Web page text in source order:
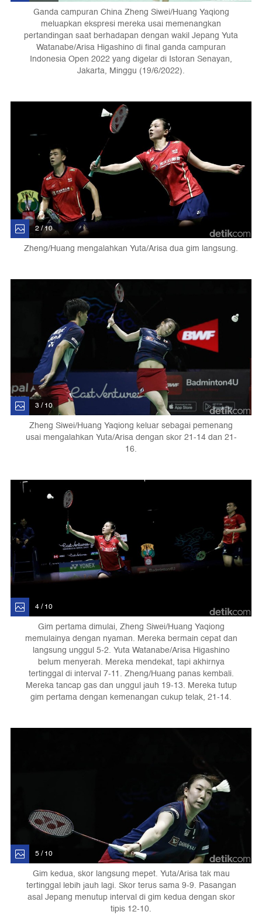
Ganda campuran China Zheng Siwei/Huang Yaqiong
meluapkan ekspresi mereka usai memenangkan
pertandingan saat berhadapan dengan wakil Jepang Yuta
Watanabe/Arisa Higashino di final ganda campuran
Indonesia Open 2022 yang digelar di Istoran Senayan,
Jakarta, Minggu (19/6/2022).
2 / 10
Zheng/Huang mengalahkan Yuta/Arisa dua gim langsung.
3 / 10
Zheng Siwei/Huang Yaqiong keluar sebagai pemenang
usai mengalahkan Yuta/Arisa dengan skor 21-14 dan 21-
16.
4 / 10
Gim pertama dimulai, Zheng Siwei/Huang Yaqiong
memulainya dengan nyaman. Mereka bermain cepat dan
langsung unggul 5-2. Yuta Watanabe/Arisa Higashino
belum menyerah. Mereka mendekat, tapi akhirnya
tertinggal di interval 7-11. Zheng/Huang panas kembali.
Mereka tancap gas dan unggul jauh 19-13. Mereka tutup
gim pertama dengan kemenangan cukup telak, 21-14.
5 / 10
Gim kedua, skor langsung mepet. Yuta/Arisa tak mau
tertinggal lebih jauh lagi. Skor terus sama 9-9. Pasangan
asal Jepang menutup interval di gim kedua dengan skor
tipis 12-10.